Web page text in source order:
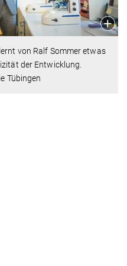
von Ralf Sommer etwas
der Entwicklung.
Tübingen